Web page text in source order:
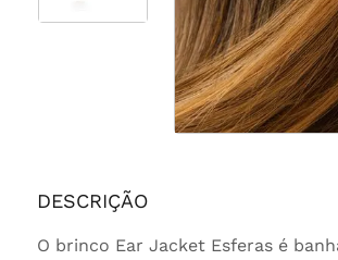
DESCRIÇÃO
O brinco Ear Jacket Esferas é